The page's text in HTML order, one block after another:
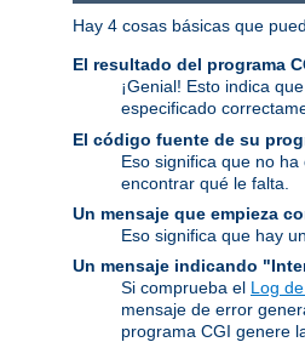
Hay 4 cosas básicas que
El resultado del programa
¡Genial! Esto indica
especificado
El código fuente de su
Eso significa que no
encontrar qué le falta.
Un mensaje que empieza
Eso significa que hay
Un mensaje indicando
Si comprueba el Log
mensaje de error
programa CGI genere